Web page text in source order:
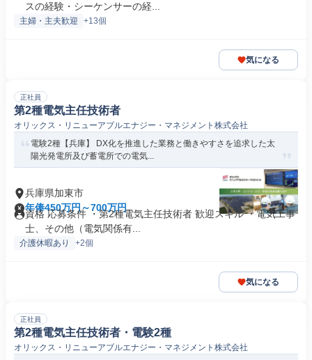
スの経験・シーケンサーの経...
主婦・主夫歓迎 +13個
気になる
正社員
第2種電気主任技術者
オリックス・リニューアブルエナジー・マネジメント株式会社
電験2種【兵庫】 DX化を推進した業務と働きやすさを追求した太
陽光発電所及び蓄電所での電気...
兵庫県加東市
年俸450万円～700万円
資格 応募条件 ・第2種電気主任技術者 歓迎スキル ・電気工事
士、その他（電気関係有...
介護休暇あり +2個
気になる
正社員
第2種電気主任技術者・電験2種
オリックス・リニューアブルエナジー・マネジメント株式会社